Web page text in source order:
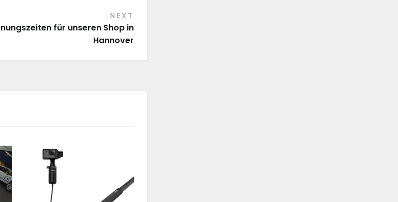
NEXT
für unseren Shop in
Hannover